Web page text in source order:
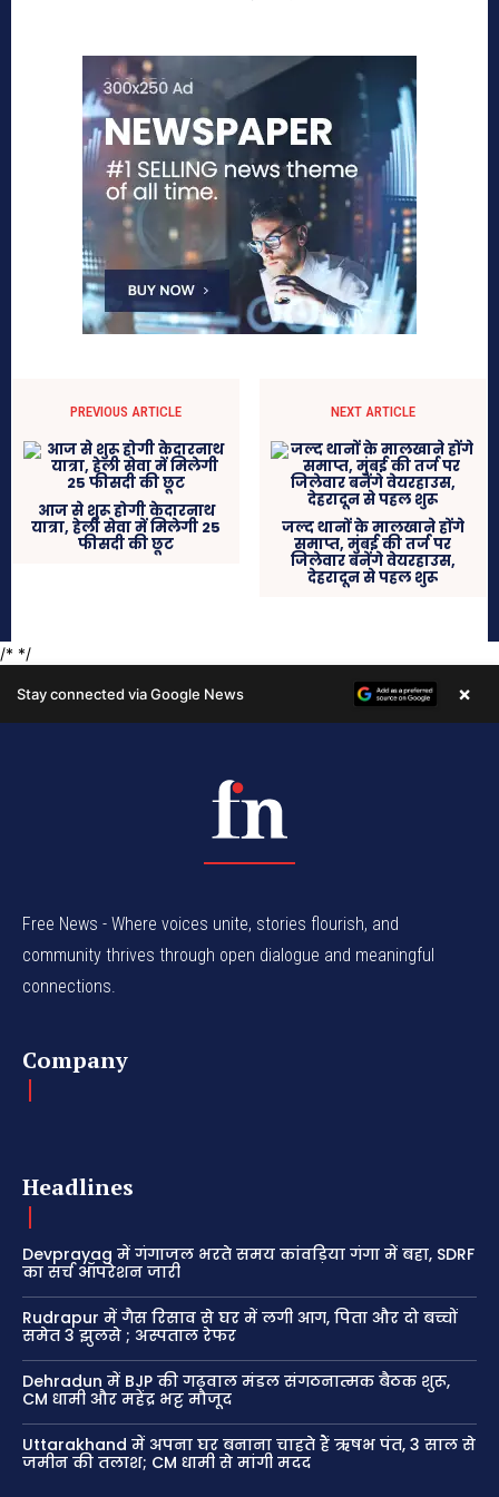
Free News - Where voices unite, stories flourish, and
community thrives through open dialogue and meaningful
connections.
Company
Headlines
Devprayag में गंगाजल भरते समय कांवड़िया गंगा में बहा, SDRF
का सर्च ऑपरेशन जारी
Rudrapur में गैस रिसाव से घर में लगी आग, पिता और दो बच्चों
समेत 3 झुलसे ; अस्पताल रेफर
Dehradun में BJP की गढ़वाल मंडल संगठनात्मक बैठक शुरू,
CM धामी और महेंद्र भट्ट मौजूद
Uttarakhand में अपना घर बनाना चाहते हैं ऋषभ पंत, 3 साल से
जमीन की तलाश; CM धामी से मांगी मदद